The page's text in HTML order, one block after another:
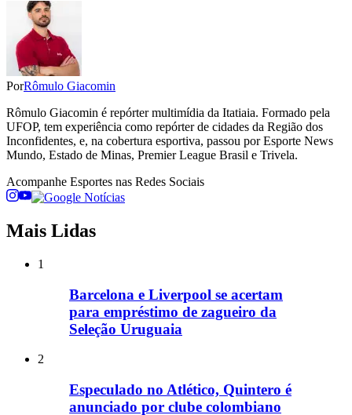
PorRômulo Giacomin
Rômulo Giacomin é repórter multimídia da Itatiaia. Formado pela
UFOP, tem experiência como repórter de cidades da Região dos
Inconfidentes, e, na cobertura esportiva, passou por Esporte News
Mundo, Estado de Minas, Premier League Brasil e Trivela.
Acompanhe Esportes nas Redes Sociais
Mais Lidas
1
Barcelona e Liverpool se acertam
para empréstimo de zagueiro da
Seleção Uruguaia
2
Especulado no Atlético, Quintero é
anunciado por clube colombiano